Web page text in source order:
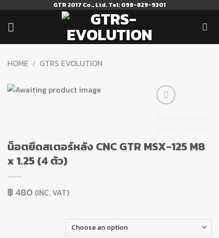
content
GTR 2017 Co., Ltd. Tel: 098-829-9301
HOME / GTRS EVOLUTION
น็อตยึดสเตอร์หลัง CNC GTR MSX-125 M8
x 1.25 (4 ตัว)
฿ 480 (INC. VAT)